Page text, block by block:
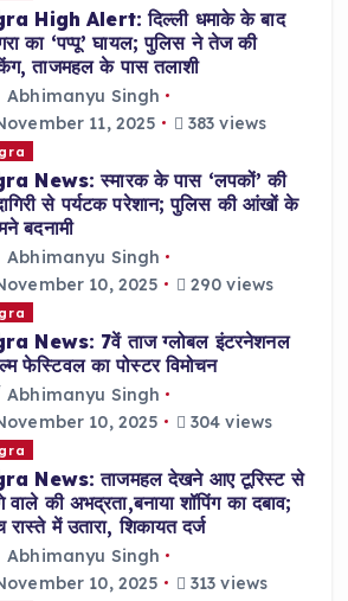
High Alert: दिल्ली धमाके के बाद
का ‘पप्पू’ घायल; पुलिस ने तेज की
ताजमहल के पास तलाशी
Abhimanyu Singh
11, 2025
383 views
News: स्मारक के पास ‘लपकों’ की
से पर्यटक परेशान; पुलिस की आंखों के
बदनामी
Abhimanyu Singh
10, 2025
290 views
News: 7वें ताज ग्लोबल इंटरनेशनल
फेस्टिवल का पोस्टर विमोचन
Abhimanyu Singh
10, 2025
304 views
News: ताजमहल देखने आए टूरिस्ट से
वाले की अभद्रता,बनाया शॉपिंग का दबाव;
रास्ते में उतारा, शिकायत दर्ज
Abhimanyu Singh
10, 2025
313 views